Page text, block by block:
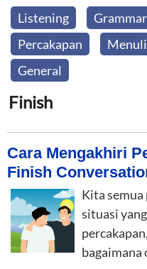
Listening Grammar
Percakapan
General
Finish
Cara Mengakhiri
Finish
Kita semua
situasi
bagaimana